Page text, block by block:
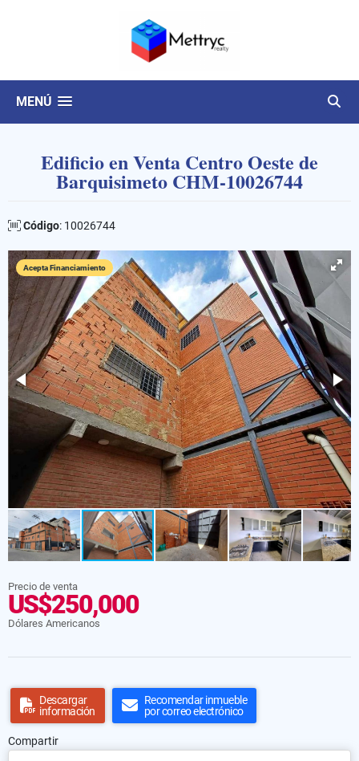
MENÚ
Edificio en Venta Centro Oeste de
Barquisimeto CHM-10026744
Código: 10026744
Acepta Financiamiento
Precio de venta
US$250,000
Dólares Americanos
Descargar
información
Recomendar inmueble
por correo electrónico
Compartir